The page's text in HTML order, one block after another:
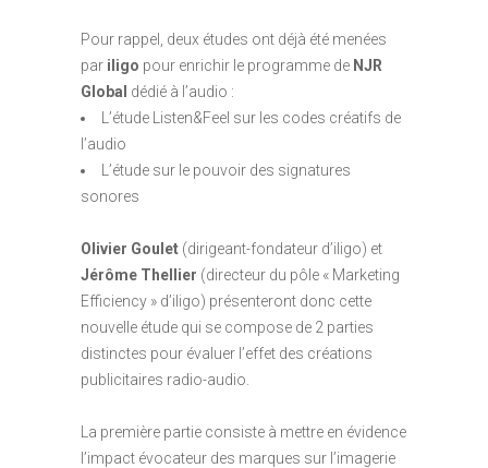
Pour rappel, deux études ont déjà été menées
par iligo pour enrichir le programme de NJR
Global dédié à l’audio :
L’étude Listen&Feel sur les codes créatifs de
l’audio
L’étude sur le pouvoir des signatures
sonores
Olivier Goulet (dirigeant-fondateur d’iligo) et
Jérôme Thellier (directeur du pôle « Marketing
Efficiency » d’iligo) présenteront donc cette
nouvelle étude qui se compose de 2 parties
distinctes pour évaluer l’effet des créations
publicitaires radio-audio.
La première partie consiste à mettre en évidence
l’impact évocateur des marques sur l’imagerie